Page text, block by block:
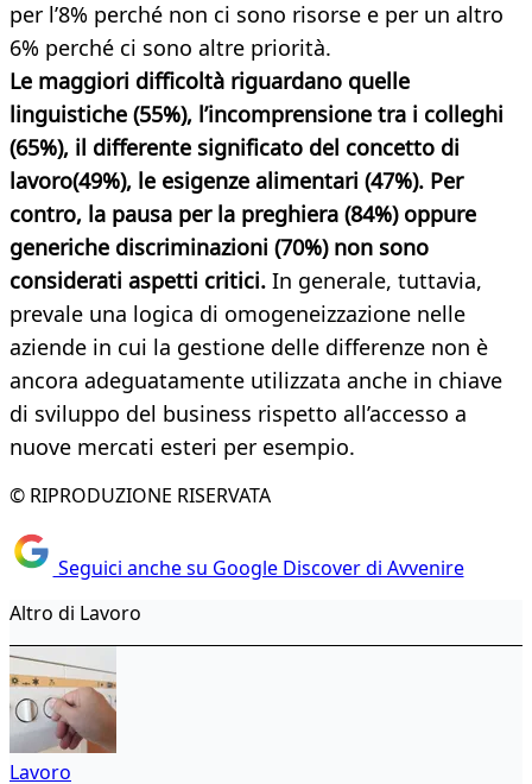
per l’8% perché non ci sono risorse e per un altro
6% perché ci sono altre priorità.
Le maggiori difficoltà riguardano quelle
linguistiche (55%), l’incomprensione tra i colleghi
(65%), il differente significato del concetto di
lavoro(49%), le esigenze alimentari (47%). Per
contro, la pausa per la preghiera (84%) oppure
generiche discriminazioni (70%) non sono
considerati aspetti critici. In generale, tuttavia,
prevale una logica di omogeneizzazione nelle
aziende in cui la gestione delle differenze non è
ancora adeguatamente utilizzata anche in chiave
di sviluppo del business rispetto all’accesso a
nuove mercati esteri per esempio.
© RIPRODUZIONE RISERVATA
Seguici anche su Google Discover di Avvenire
Altro di Lavoro
Lavoro